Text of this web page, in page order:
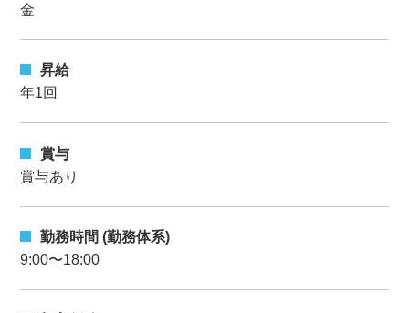
金
昇給
年1回
賞与
賞与あり
勤務時間 (勤務体系)
9:00〜18:00